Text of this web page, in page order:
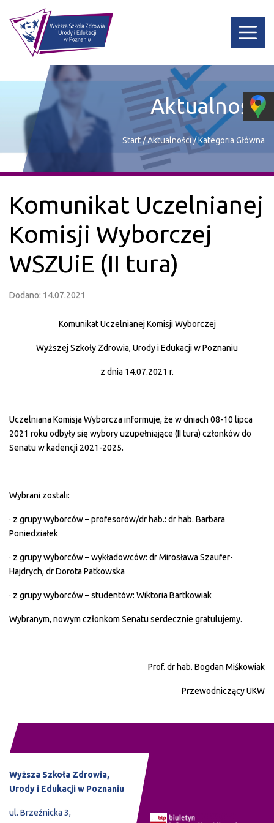
Aktualności
Start/Aktualności/Kategoria Główna
Komunikat Uczelnianej
Komisji Wyborczej
WSZUiE (II tura)
Dodano: 14.07.2021
Komunikat Uczelnianej Komisji Wyborczej
Wyższej Szkoły Zdrowia, Urody i Edukacji w Poznaniu
z dnia 14.07.2021 r.
Uczelniana Komisja Wyborcza informuje, że w dniach 08-10 lipca
2021 roku odbyły się wybory uzupełniające (II tura) członków do
Senatu w kadencji 2021-2025.
Wybrani zostali:
· z grupy wyborców – profesorów/dr hab.: dr hab. Barbara
Poniedziałek
· z grupy wyborców – wykładowców: dr Mirosława Szaufer-
Hajdrych, dr Dorota Patkowska
· z grupy wyborców – studentów: Wiktoria Bartkowiak
Wybranym, nowym członkom Senatu serdecznie gratulujemy.
Prof. dr hab. Bogdan Miśkowiak
Przewodniczący UKW
Wyższa Szkoła Zdrowia,
Urody i Edukacji w Poznaniu
ul. Brzeźnicka 3,